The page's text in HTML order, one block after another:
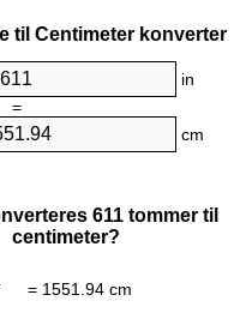
til Centimeter konverter
in
=
cm
611 tommer til
centimeter?
= 1551.94 cm